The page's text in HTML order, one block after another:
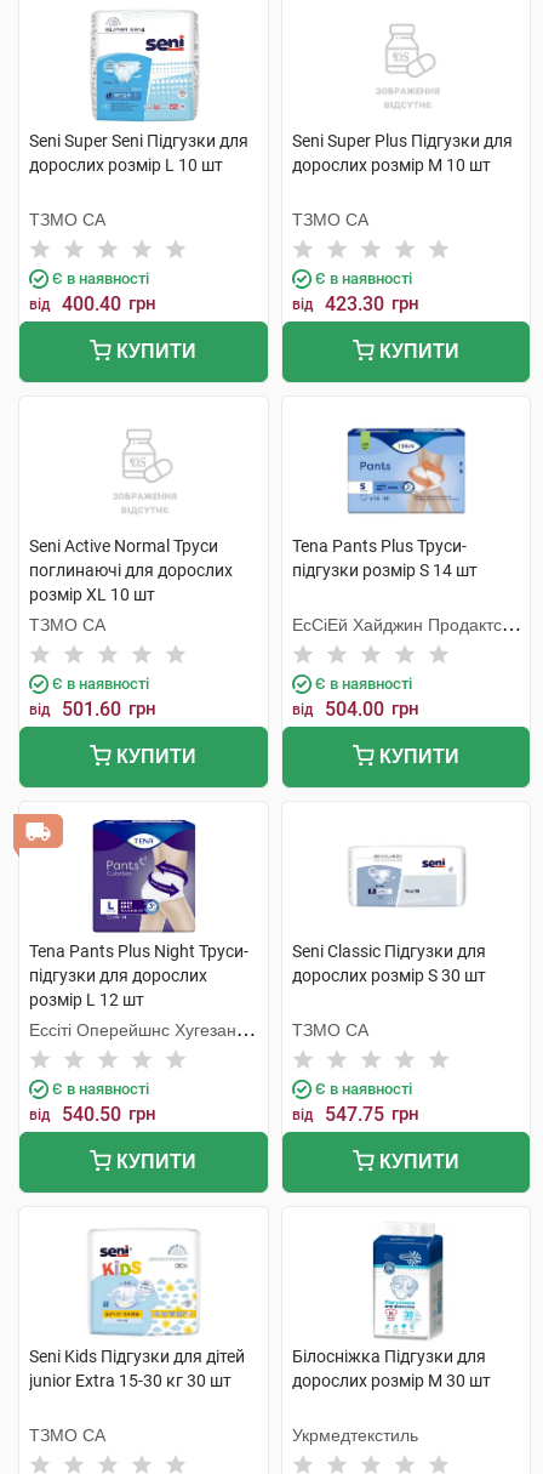
Seni Super Seni Підгузки для
дорослих розмір L 10 шт
ТЗМО СА
Є в наявності
від 400.40 грн
КУПИТИ
Seni Super Plus Підгузки для
дорослих розмір M 10 шт
ТЗМО СА
Є в наявності
від 423.30 грн
КУПИТИ
Seni Active Normal Труси
поглинаючі для дорослих
розмір XL 10 шт
ТЗМО СА
Є в наявності
від 501.60 грн
КУПИТИ
Tena Pants Plus Труси-
підгузки розмір S 14 шт
ЕсСіЕй Хайджин Продактс
Хугезанд
Є в наявності
від 504.00 грн
КУПИТИ
Tena Pants Plus Night Труси-
підгузки для дорослих
розмір L 12 шт
Ессіті Оперейшнс Хугезанд
Б.В.
Є в наявності
від 540.50 грн
КУПИТИ
Seni Classic Підгузки для
дорослих розмір S 30 шт
ТЗМО СА
Є в наявності
від 547.75 грн
КУПИТИ
Seni Kids Підгузки для дітей
junior Extra 15-30 кг 30 шт
ТЗМО СА
Білосніжка Підгузки для
дорослих розмір М 30 шт
Укрмедтекстиль